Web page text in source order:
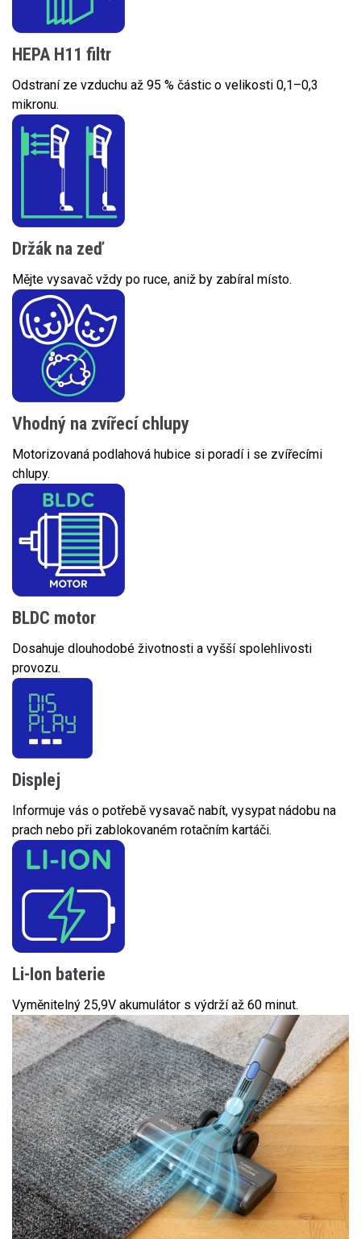
HEPA H11 filtr
Odstraní ze vzduchu až 95 % částic o velikosti 0,1–0,3
mikronu.
Držák na zeď
Mějte vysavač vždy po ruce, aniž by zabíral místo.
Vhodný na zvířecí chlupy
Motorizovaná podlahová hubice si poradí i se zvířecími
chlupy.
BLDC motor
Dosahuje dlouhodobé životnosti a vyšší spolehlivosti
provozu.
Displej
Informuje vás o potřebě vysavač nabít, vysypat nádobu na
prach nebo při zablokovaném rotačním kartáči.
Li-Ion baterie
Vyměnitelný 25,9V akumulátor s výdrží až 60 minut.